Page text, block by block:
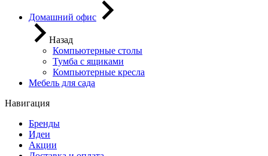
Домашний офис
Назад
Компьютерные столы
Тумба с ящиками
Компьютерные кресла
Мебель для сада
Навигация
Бренды
Идеи
Акции